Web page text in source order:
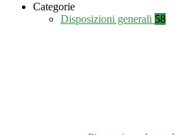
Categorie
Disposizioni generali 58